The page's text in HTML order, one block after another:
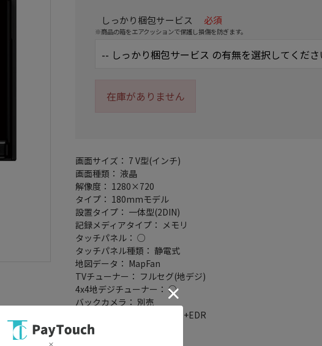
しっかり梱包サービス 必須
※商品の箱をエアクッションで保護し損傷を防ぎます。
在庫がありません
画面サイズ： 7 V型(インチ)
画面種類： 液晶
解像度： 1280×720
タイプ： 180mmモデル
設置タイプ： 一体型(2DIN)
記録メディアタイプ： メモリ
タッチパネル： ○
タッチパネル種類： 静電式
地図データ： MapFan
TVチューナー： フルセグ(地デジ)
4x4地デジチューナー： ○
バックカメラ： 別売
Bluetooth： Bluetooth 4.2+EDR
ハンズフリー機能： ○